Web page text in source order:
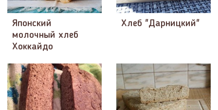
Японский
молочный хлеб
Хоккайдо
Хлеб "Дарницкий"